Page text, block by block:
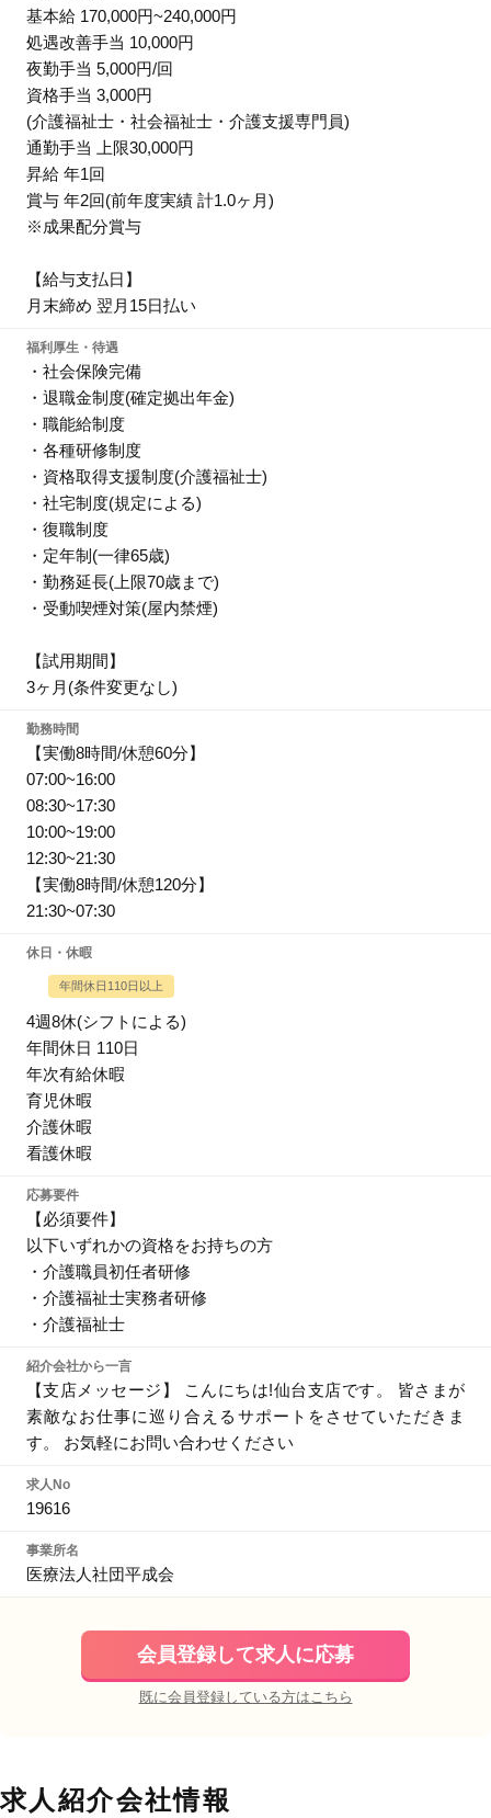
基本給 170,000円~240,000円
処遇改善手当 10,000円
夜勤手当 5,000円/回
資格手当 3,000円
(介護福祉士・社会福祉士・介護支援専門員)
通勤手当 上限30,000円
昇給 年1回
賞与 年2回(前年度実績 計1.0ヶ月)
※成果配分賞与
【給与支払日】
月末締め 翌月15日払い
福利厚生・待遇
・社会保険完備
・退職金制度(確定拠出年金)
・職能給制度
・各種研修制度
・資格取得支援制度(介護福祉士)
・社宅制度(規定による)
・復職制度
・定年制(一律65歳)
・勤務延長(上限70歳まで)
・受動喫煙対策(屋内禁煙)
【試用期間】
3ヶ月(条件変更なし)
勤務時間
【実働8時間/休憩60分】
07:00~16:00
08:30~17:30
10:00~19:00
12:30~21:30
【実働8時間/休憩120分】
21:30~07:30
休日・休暇
年間休日110日以上
4週8休(シフトによる)
年間休日 110日
年次有給休暇
育児休暇
介護休暇
看護休暇
応募要件
【必須要件】
以下いずれかの資格をお持ちの方
・介護職員初任者研修
・介護福祉士実務者研修
・介護福祉士
紹介会社から一言
【支店メッセージ】 こんにちは!仙台支店です。 皆さまが
素敵なお仕事に巡り合えるサポートをさせていただきま
す。 お気軽にお問い合わせください
求人No
19616
事業所名
医療法人社団平成会
会員登録して求人に応募
既に会員登録している方はこちら
求人紹介会社情報